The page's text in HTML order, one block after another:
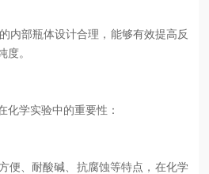
部瓶体设计合理，能够有效提高反
度。
学实验中的重要性：
、耐酸碱、抗腐蚀等特点，在化学